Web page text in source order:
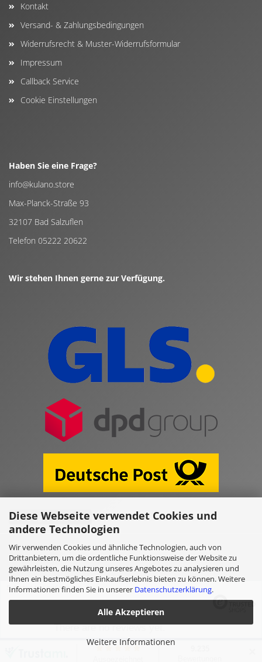
Diese Webseite verwendet Cookies und
andere Technologien
Wir verwenden Cookies und ähnliche Technologien, auch von
Drittanbietern, um die ordentliche Funktionsweise der Website zu
gewährleisten, die Nutzung unseres Angebotes zu analysieren und
Ihnen ein bestmögliches Einkaufserlebnis bieten zu können. Weitere
Informationen finden Sie in unserer Datenschutzerklärung.
Alle Akzeptieren
Weitere Informationen
Kontakt
Versand- & Zahlungsbedingungen
Widerrufsrecht & Muster-Widerrufsformular
Impressum
Callback Service
Cookie Einstellungen
Haben Sie eine Frage?
info@kulano.store
Max-Planck-Straße 93
32107 Bad Salzuflen
Telefon 05222 20622
Wir stehen Ihnen gerne zur Verfügung.
Vertrag widerrufen
Online Shop erstellenmit Gambio.de © 2026
Selected top reviews for
There are no reviews yet.